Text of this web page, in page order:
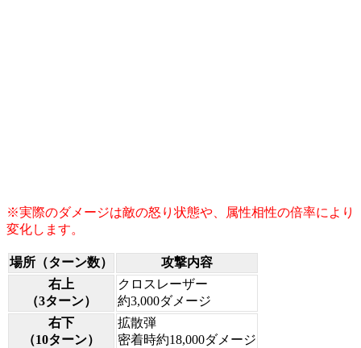
※実際のダメージは敵の怒り状態や、属性相性の倍率により
変化します。
場所（ターン数）
攻撃内容
右上
（3ターン）
クロスレーザー
約3,000ダメージ
右下
（10ターン）
拡散弾
密着時約18,000ダメージ